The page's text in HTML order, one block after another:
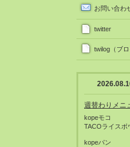
お問い合わ
twitter
twilog（ブロ
週替わりメニ
kopeモコ
TACOライスボ
kopeパン